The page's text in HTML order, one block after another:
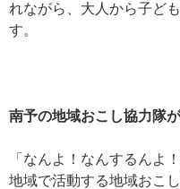
れながら、大人から子ど
す。
南予の地域おこし協力隊
「なんよ！なんするんよ
地域で活動する地域おこ